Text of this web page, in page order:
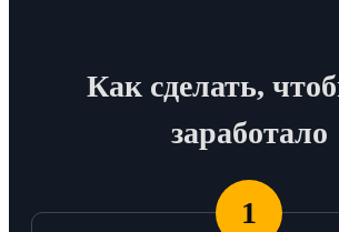
Как сделать,
заработало
1